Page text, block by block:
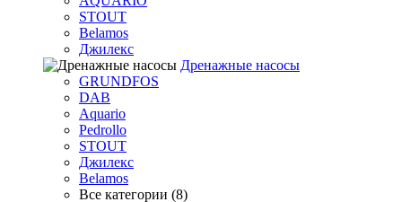
STOUT
Belamos
Джилекс
Дренажные насосы
GRUNDFOS
DAB
Aquario
Pedrollo
STOUT
Джилекс
Belamos
Все категории (8)